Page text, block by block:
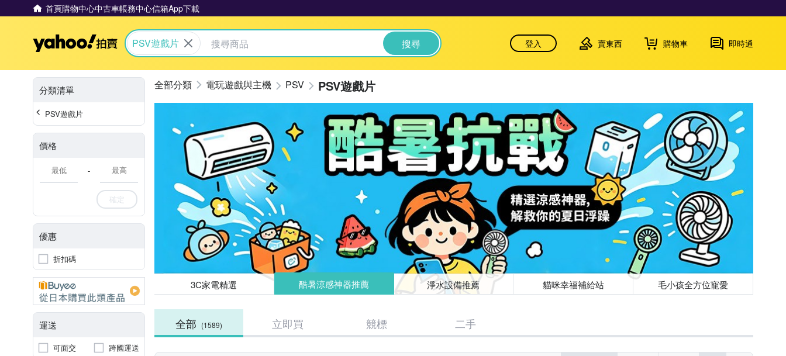
首頁購物中心中古車帳務中心信箱App下載
Yahoo拍賣
PSV遊戲片 搜尋 登入 賣東西 購物車 即時通
分類清單
PSV遊戲片
價格
-
確定
優惠
折扣碼
運送
可面交 跨國運送
電玩遊戲與主機 PSV PSV遊戲片
3C家電精選 酷暑涼感神器推薦 淨水設備推薦 貓咪幸福補給站 毛小孩全方位寵愛
全部 (1589) 立即買 競標 二手